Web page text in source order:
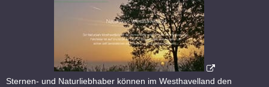
Sternen- und Naturliebhaber können im Westhavelland den